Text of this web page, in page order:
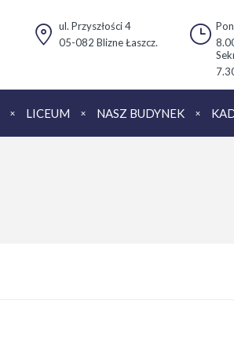
ul. Przyszłości 4
05-082 Blizne Łaszcz.
LICEUM NASZ BUDYNEK